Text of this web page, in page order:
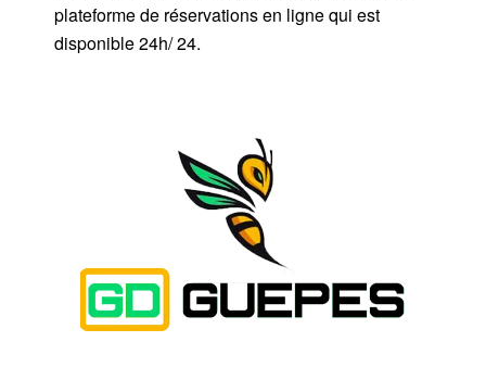
plateforme de réservations en ligne qui est
disponible 24h/ 24.